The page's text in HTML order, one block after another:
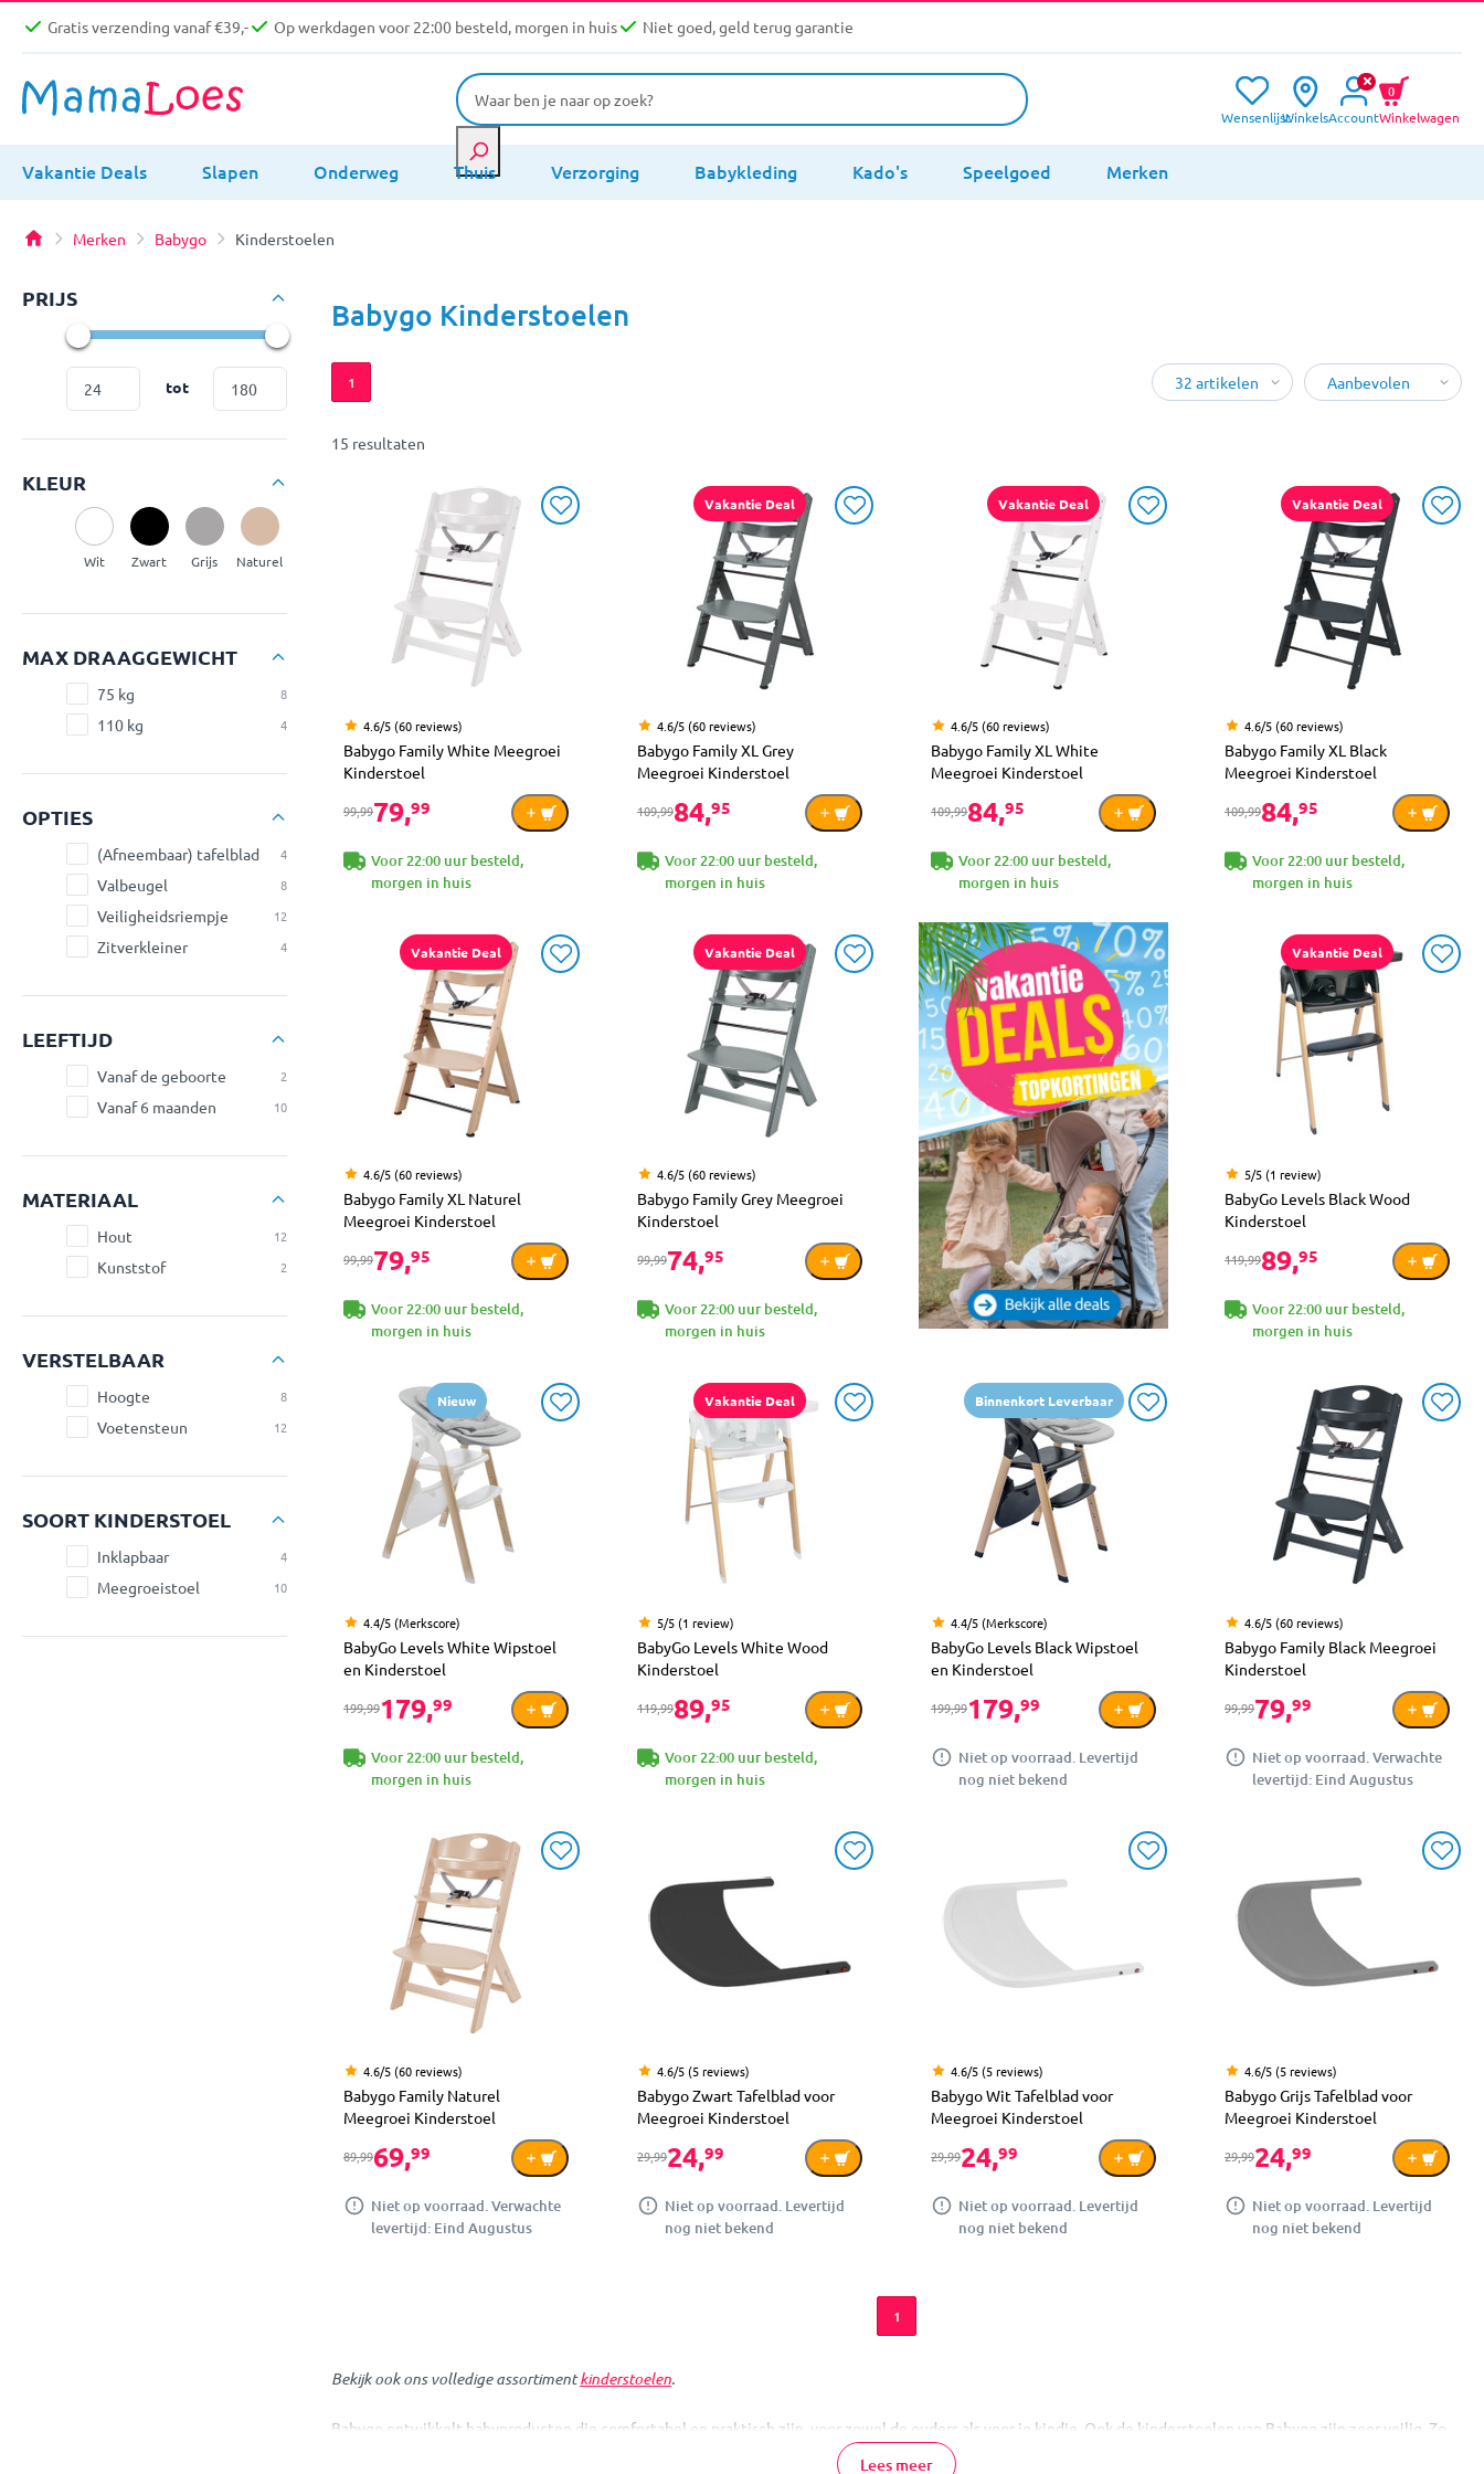
Gratis verzending vanaf €39,- Op werkdagen voor 22:00 besteld, morgen in huis Niet goed, geld terug garantie
WensenlijstWinkelsAccountWinkelwagen
0
Vakantie Deals Slapen Onderweg Thuis Verzorging Babykleding Kado's Speelgoed Merken
Merken Babygo Kinderstoelen
PRIJS
tot
KLEUR
Wit Zwart Grijs Naturel
MAX DRAAGGEWICHT
75 kg 8
110 kg 4
OPTIES
(Afneembaar) tafelblad 4
Valbeugel 8
Veiligheidsriempje 12
Zitverkleiner 4
LEEFTIJD
Vanaf de geboorte 2
Vanaf 6 maanden 10
MATERIAAL
Hout 12
Kunststof 2
VERSTELBAAR
Hoogte 8
Voetensteun 12
SOORT KINDERSTOEL
Inklapbaar 4
Meegroeistoel 10
Babygo Kinderstoelen
1
15 resultaten
4.6/5 (60 reviews)
Babygo Family White Meegroei
Kinderstoel
99,9979,99
Voor 22:00 uur besteld,
morgen in huis
Vakantie Deal
4.6/5 (60 reviews)
Babygo Family XL Grey
Meegroei Kinderstoel
109,9984,95
Voor 22:00 uur besteld,
morgen in huis
Vakantie Deal
4.6/5 (60 reviews)
Babygo Family XL White
Meegroei Kinderstoel
109,9984,95
Voor 22:00 uur besteld,
morgen in huis
Vakantie Deal
4.6/5 (60 reviews)
Babygo Family XL Black
Meegroei Kinderstoel
109,9984,95
Voor 22:00 uur besteld,
morgen in huis
Vakantie Deal
4.6/5 (60 reviews)
Babygo Family XL Naturel
Meegroei Kinderstoel
99,9979,95
Voor 22:00 uur besteld,
morgen in huis
Vakantie Deal
4.6/5 (60 reviews)
Babygo Family Grey Meegroei
Kinderstoel
99,9974,95
Voor 22:00 uur besteld,
morgen in huis
Vakantie Deal
5/5 (1 review)
BabyGo Levels Black Wood
Kinderstoel
119,9989,95
Voor 22:00 uur besteld,
morgen in huis
Nieuw
4.4/5 (Merkscore)
BabyGo Levels White Wipstoel
en Kinderstoel
199,99179,99
Voor 22:00 uur besteld,
morgen in huis
Vakantie Deal
5/5 (1 review)
BabyGo Levels White Wood
Kinderstoel
119,9989,95
Voor 22:00 uur besteld,
morgen in huis
Binnenkort Leverbaar
4.4/5 (Merkscore)
BabyGo Levels Black Wipstoel
en Kinderstoel
199,99179,99
Niet op voorraad. Levertijd
nog niet bekend
4.6/5 (60 reviews)
Babygo Family Black Meegroei
Kinderstoel
99,9979,99
Niet op voorraad. Verwachte
levertijd: Eind Augustus
4.6/5 (60 reviews)
Babygo Family Naturel
Meegroei Kinderstoel
89,9969,99
Niet op voorraad. Verwachte
levertijd: Eind Augustus
4.6/5 (5 reviews)
Babygo Zwart Tafelblad voor
Meegroei Kinderstoel
29,9924,99
Niet op voorraad. Levertijd
nog niet bekend
4.6/5 (5 reviews)
Babygo Wit Tafelblad voor
Meegroei Kinderstoel
29,9924,99
Niet op voorraad. Levertijd
nog niet bekend
4.6/5 (5 reviews)
Babygo Grijs Tafelblad voor
Meegroei Kinderstoel
29,9924,99
Niet op voorraad. Levertijd
nog niet bekend
1
Bekijk ook ons volledige assortimentkinderstoelen.
Babygo ontwikkelt babyproducten die comfortabel en praktisch zijn, voor zowel de ouders als voor je kindje. Ook de kinderstoelen van Babygo zijn zeer veilig. Zo
kun je zonder problemen gezellig samen aan tafel zitten met je kleintje met een van de Babygo kinderstoelen. Ga voor een meegroei kinderstoel, 360 graden
Lees meer